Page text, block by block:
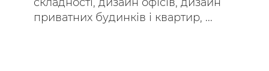
приватних будинків і квартир, ...